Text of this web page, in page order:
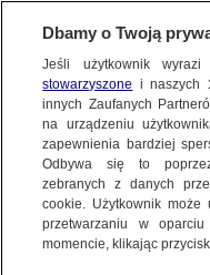
NAJNOWSZE
ZOBACZ FAKTY
FAKTY PO FAKTACH
Jedno
Dbamy o Twoją
Jeśli użytkownik
stowarzyszone i naszych
innych Zaufanych
na urządzeniu
zapewnienia bardziej
Odbywa się to
zebranych z danych
cookie. Użytkownik może
przetwarzaniu w
momencie, klikając